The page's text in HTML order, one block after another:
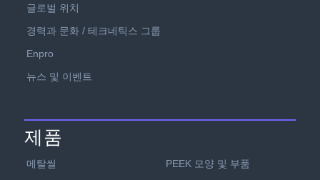
글로벌 위치
경력과 문화 / 테크네틱스 그룹
Enpro
뉴스 및 이벤트
제품
메탈씰
PEEK 모양 및 부품